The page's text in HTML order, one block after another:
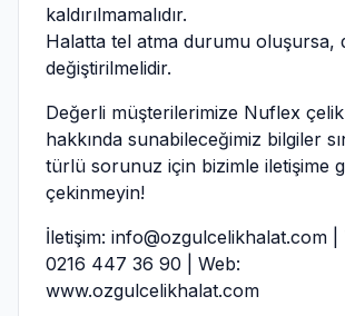
kaldırılmamalıdır.
Halatta tel atma durumu oluşursa,
değiştirilmelidir.
Değerli müşterilerimize Nuflex
hakkında sunabileceğimiz bilgiler
türlü sorunuz için bizimle iletişime
çekinmeyin!
İletişim: info@ozgulcelikhalat.com
0216 447 36 90 | Web:
www.ozgulcelikhalat.com